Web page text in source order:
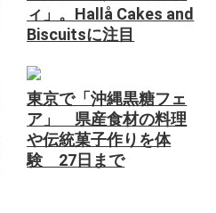
ィ」。Hallå Cakes and
Biscuitsに注目
東京で「沖縄黒糖フェ
ア」 県産食材の料理
や伝統菓子作りを体
験 27日まで